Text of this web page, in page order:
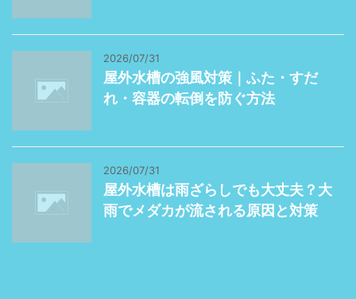
2026/07/31
屋外水槽の強風対策｜ふた・すだ
れ・容器の転倒を防ぐ方法
2026/07/31
屋外水槽は雨ざらしでも大丈夫？大
雨でメダカが流される原因と対策